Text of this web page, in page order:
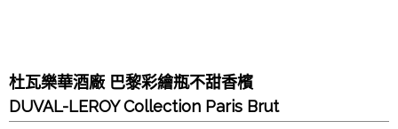
杜瓦樂華酒廠 巴黎彩繪瓶不甜香檳
DUVAL-LEROY Collection Paris Brut